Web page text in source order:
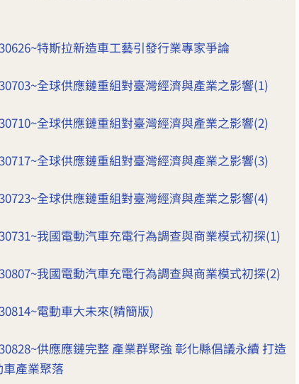
特斯拉新造車工藝引發行業專家爭論
全球供應鏈重組對臺灣經濟與產業之影響(1)
全球供應鏈重組對臺灣經濟與產業之影響(2)
全球供應鏈重組對臺灣經濟與產業之影響(3)
全球供應鏈重組對臺灣經濟與產業之影響(4)
我國電動汽車充電行為調查與商業模式初探(1)
我國電動汽車充電行為調查與商業模式初探(2)
電動車大未來(精簡版)
供應應鏈完整 產業群聚強 彰化縣倡議永續 打造
車產業聚落